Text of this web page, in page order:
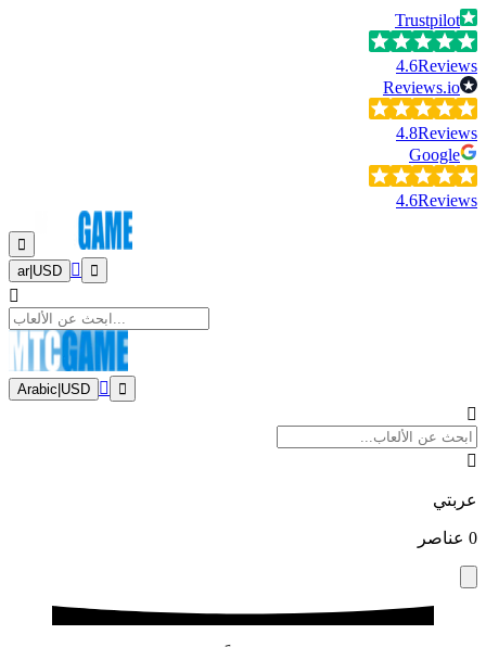
Trustpilot
4.6Reviews
Reviews.io
4.8Reviews
Google
4.6Reviews
ar| USD
Arabic USD
عربتي
0 عناصر